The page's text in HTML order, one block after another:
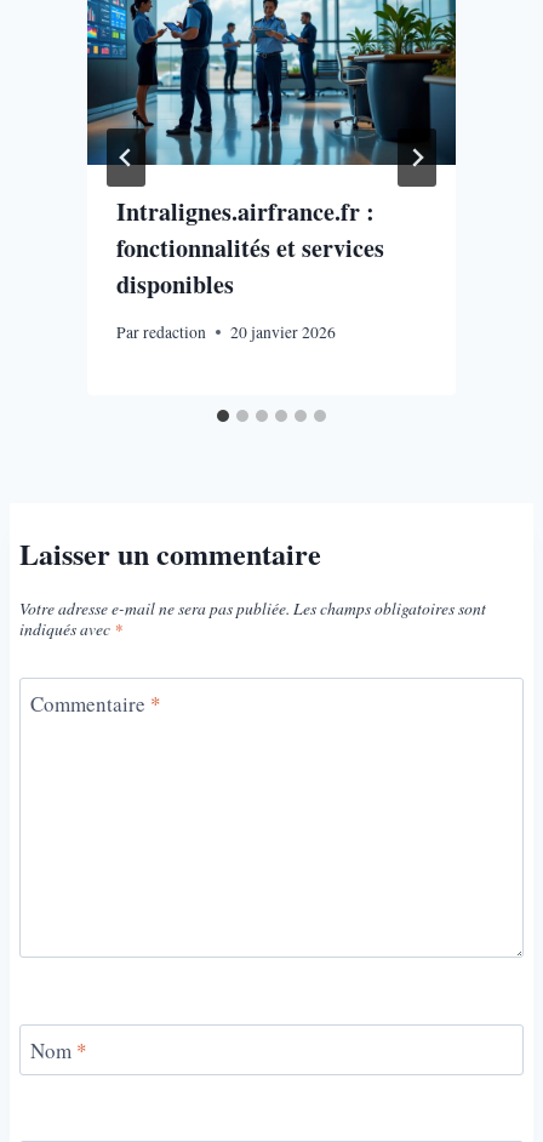
Intralignes.airfrance.fr :
fonctionnalités et services
disponibles
Parredaction 20 janvier 2026
Laisser un commentaire
Votre adresse e-mail ne sera pas publiée. Les champs obligatoires sont
indiqués avec *
Commentaire *
Nom *